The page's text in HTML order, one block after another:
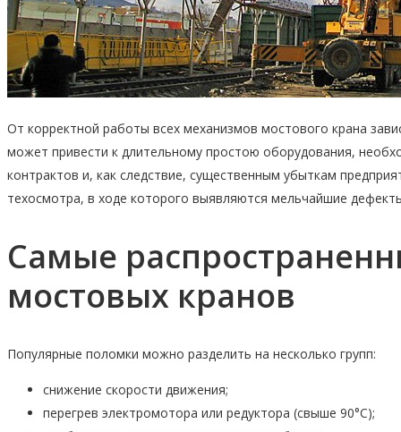
От корректной работы всех механизмов мостового крана
может привести к длительному простою оборудования,
контрактов и, как следствие, существенным убыткам
техосмотра, в ходе которого выявляются мельчайшие
Самые
мостовых кранов
Популярные поломки можно разделить на несколько групп:
снижение скорости движения;
перегрев электромотора или редуктора (свыше 90°С);